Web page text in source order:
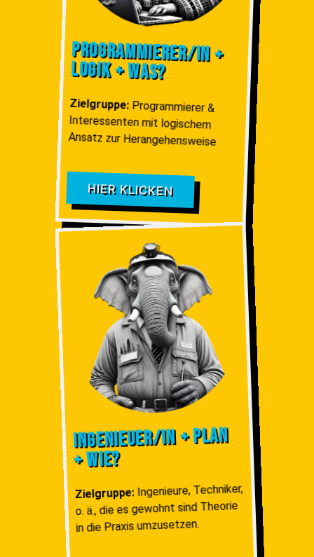
Program­mierer/IN +
Logik + Was?
Zielgruppe: Programmierer &
Interessenten mit logischem
Ansatz zur Herangehensweise
HIER KLICKEN
Ingenieuer/in + Plan
+ Wie?
Zielgruppe:Ingenieure, Techniker,
o. ä., die es gewohnt sind Theorie
in die Praxis umzusetzen.